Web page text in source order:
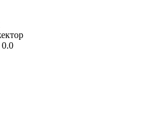
0.0